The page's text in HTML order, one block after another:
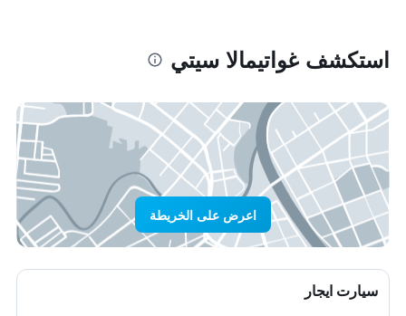
استكشف غواتيمالا سيتي
اعرض على الخريطة
سيارت ايجار